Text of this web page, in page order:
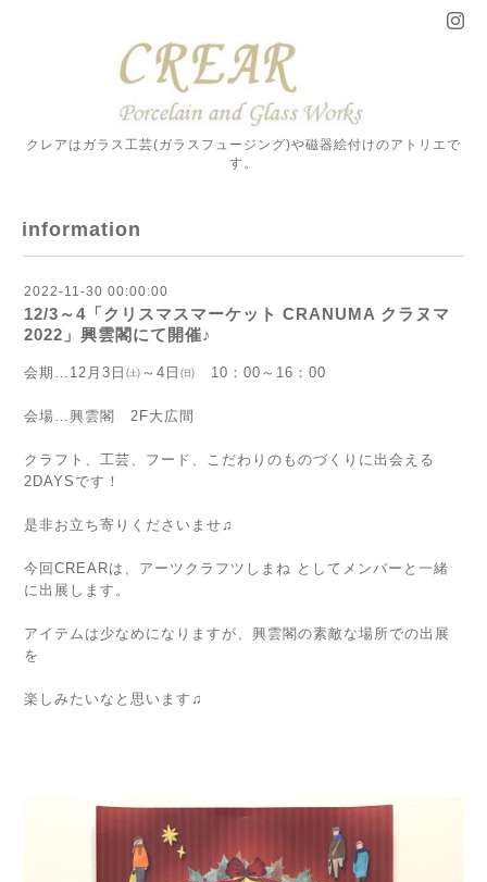
クレアはガラス工芸(ガラスフュージング)や磁器絵付けのアトリエで
す。
information
2022-11-30 00:00:00
12/3～4「クリスマスマーケット CRANUMA クラヌマ
2022」興雲閣にて開催♪
会期…12月3日㈯～4日㈰ 10：00～16：00
会場…興雲閣 2F大広間
クラフト、工芸、フード、こだわりのものづくりに出会える
2DAYSです！
是非お立ち寄りくださいませ♫
今回CREARは、アーツクラフツしまね としてメンバーと一緒
に出展します。
アイテムは少なめになりますが、興雲閣の素敵な場所での出展
を
楽しみたいなと思います♫